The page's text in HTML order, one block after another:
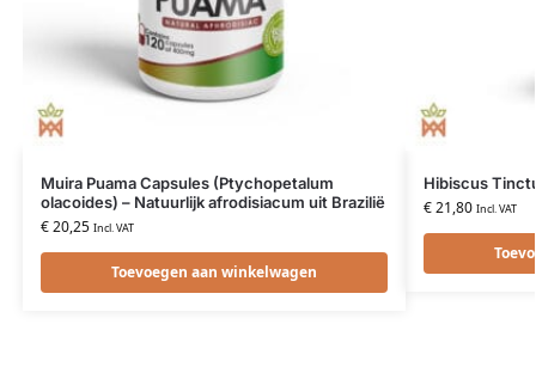
Muira Puama Capsules (Ptychopetalum
olacoides) – Natuurlijk afrodisiacum uit Brazilië
€20,25 Incl. VAT
Toevoegen aan winkelwagen
Hibiscus
€21,80 Incl. VAT